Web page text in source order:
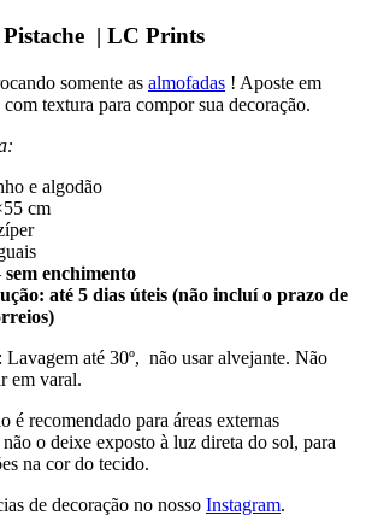
| LC Prints
somente as almofadas ! Aposte em
textura para compor sua decoração.
e algodão
cm
sem enchimento
até 5 dias úteis (não incluí o prazo de
Lavagem até 30º, não usar alvejante. Não
em varal.
é recomendado para áreas externas
o deixe exposto à luz direta do sol, para
na cor do tecido.
de decoração no nosso Instagram.